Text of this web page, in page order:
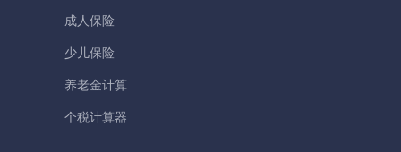
成人保险
少儿保险
养老金计算
个税计算器